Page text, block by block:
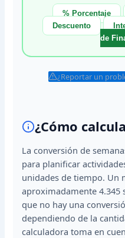
% Porcentaje
Descuento
de
¿Reportar un
¿Cómo
La conversión de
para planificar
unidades de tiempo. Un
aproximadamente 4.345
que no hay una
dependiendo de la
calculadora toma en